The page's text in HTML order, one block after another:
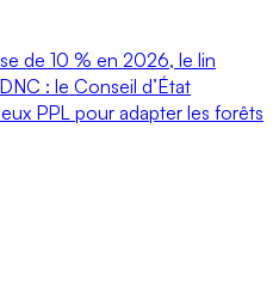
de 10 % en 2026, le lin
: le Conseil d’État
PPL pour adapter les forêts